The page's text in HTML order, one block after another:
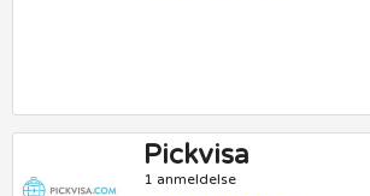
Pickvisa
1 anmeldelse